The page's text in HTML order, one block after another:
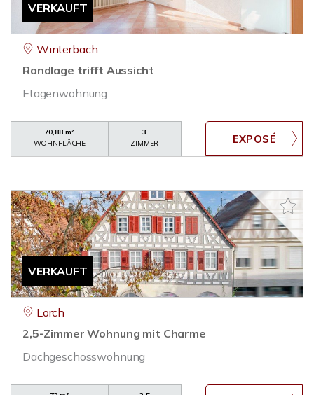
VERKAUFT
Winterbach
Randlage trifft Aussicht
Etagenwohnung
70,88 m²
WOHNFLÄCHE
3
ZIMMER
VERKAUFT
Lorch
2,5-Zimmer Wohnung mit Charme
Dachgeschosswohnung